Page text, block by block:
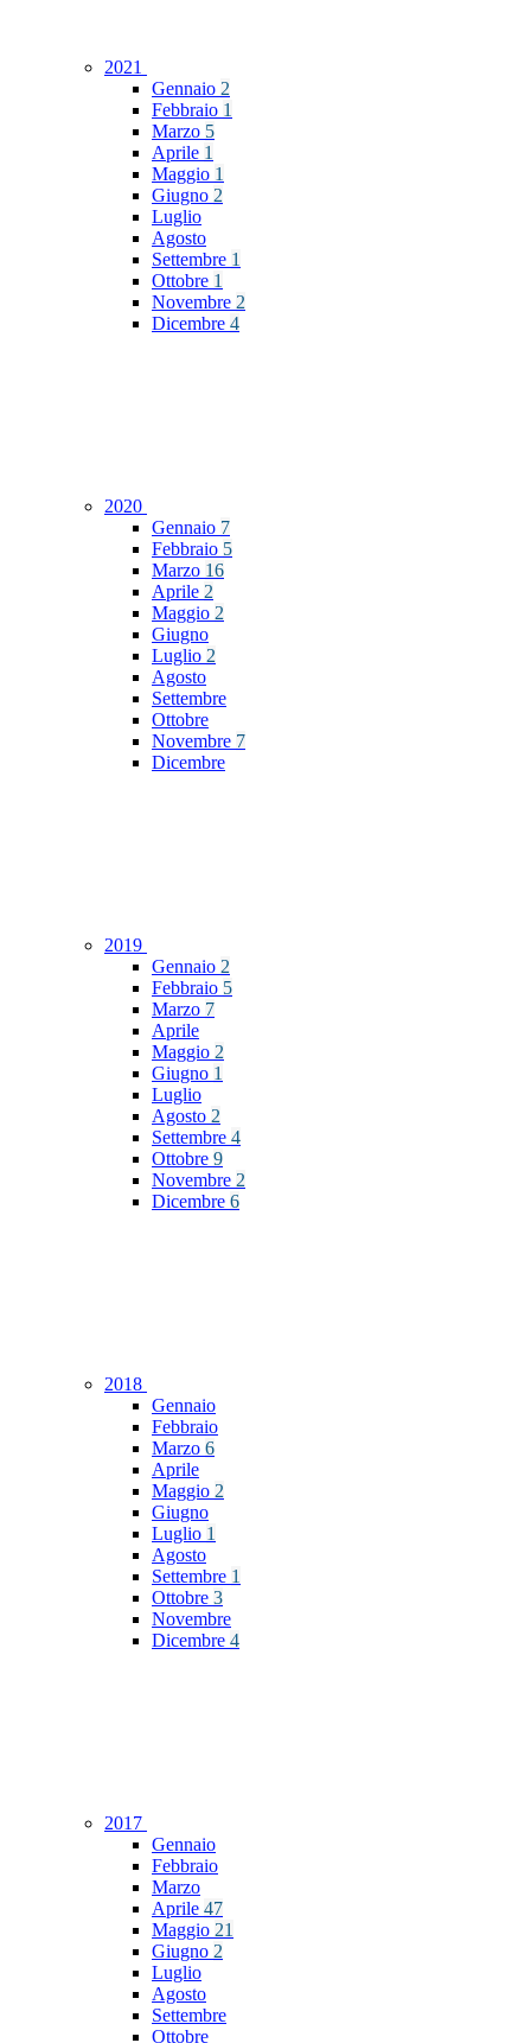
2021
Gennaio 2
Febbraio 1
Marzo 5
Aprile 1
Maggio 1
Giugno 2
Luglio
Agosto
Settembre 1
Ottobre 1
Novembre 2
Dicembre 4
2020
Gennaio 7
Febbraio 5
Marzo 16
Aprile 2
Maggio 2
Giugno
Luglio 2
Agosto
Settembre
Ottobre
Novembre 7
Dicembre
2019
Gennaio 2
Febbraio 5
Marzo 7
Aprile
Maggio 2
Giugno 1
Luglio
Agosto 2
Settembre 4
Ottobre 9
Novembre 2
Dicembre 6
2018
Gennaio
Febbraio
Marzo 6
Aprile
Maggio 2
Giugno
Luglio 1
Agosto
Settembre 1
Ottobre 3
Novembre
Dicembre 4
2017
Gennaio
Febbraio
Marzo
Aprile 47
Maggio 21
Giugno 2
Luglio
Agosto
Settembre
Ottobre